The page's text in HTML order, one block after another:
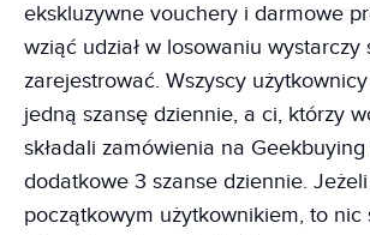
ekskluzywne vouchery i darmowe
wziąć udział w losowaniu wystarczy
zarejestrować. Wszyscy
jedną szansę dziennie, a ci, którzy
składali zamówienia na
dodatkowe 3 szanse dziennie.
początkowym użytkownikiem, to nic